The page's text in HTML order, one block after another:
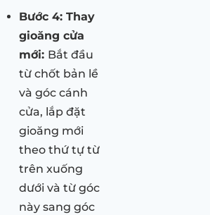
Bước 4: Thay
gioăng cửa
mới: Bắt đầu
từ chốt bản lề
và góc cánh
cửa, lắp đặt
gioăng mới
theo thứ tự từ
trên xuống
dưới và từ góc
này sang góc